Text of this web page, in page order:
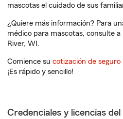
mascotas el cuidado de sus
¿Quiere más información? Para
médico para mascotas, consulte a
River, WI.
Comience su cotización de
¡Es rápido y sencillo!
Credenciales y licencias del